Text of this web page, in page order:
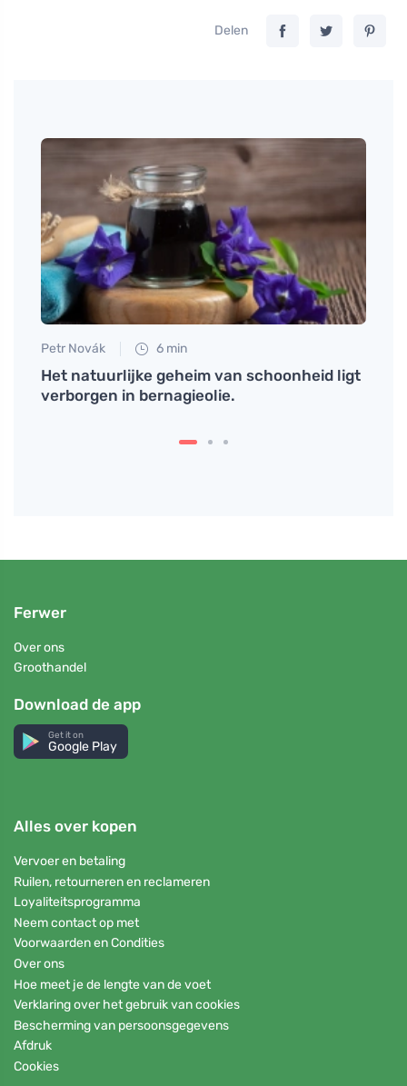
Delen
Petr Novák 6 min
Het natuurlijke geheim van schoonheid ligt
verborgen in bernagieolie.
Ferwer
Over ons
Groothandel
Download de app
Get it on
Google Play
Alles over kopen
Vervoer en betaling
Ruilen, retourneren en reclameren
Loyaliteitsprogramma
Neem contact op met
Voorwaarden en Condities
Over ons
Hoe meet je de lengte van de voet
Verklaring over het gebruik van cookies
Bescherming van persoonsgegevens
Afdruk
Cookies